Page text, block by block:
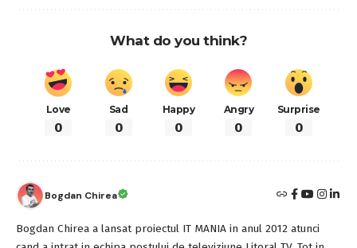
What do you think?
Love
0
Sad
0
Happy
0
Angry
0
Surprise
0
Bogdan Chirea
Bogdan Chirea a lansat proiectul IT MANIA in anul 2012 atunci